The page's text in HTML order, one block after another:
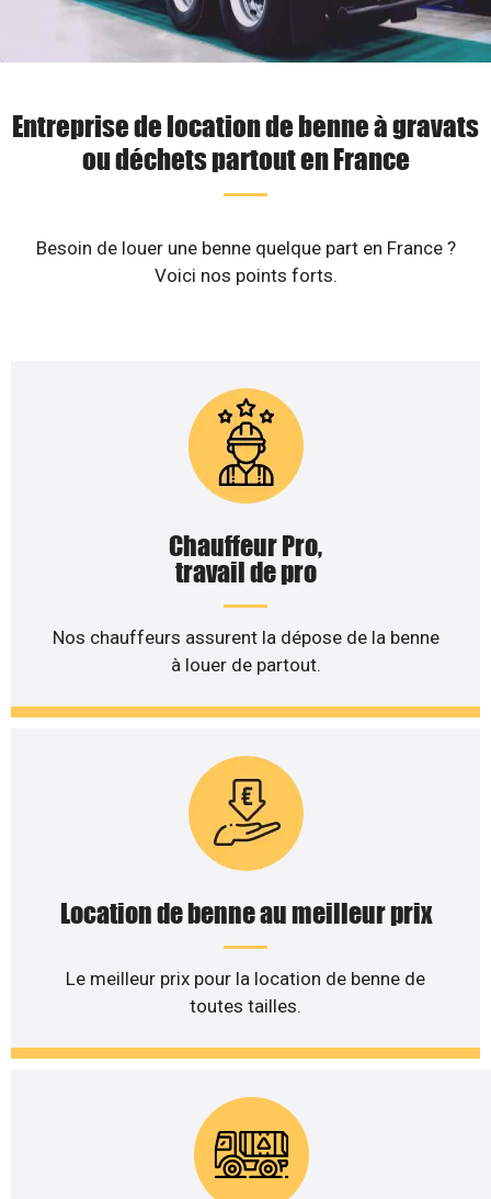
Entreprise de location de benne à gravats
ou déchets partout en France
Besoin de louer une benne quelque part en France ?
Voici nos points forts.
Chauffeur Pro,
travail de pro
Nos chauffeurs assurent la dépose de la benne
à louer de partout.
Location de benne au meilleur prix
Le meilleur prix pour la location de benne de
toutes tailles.